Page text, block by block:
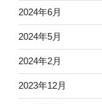
2024年6月
2024年5月
2024年2月
2023年12月